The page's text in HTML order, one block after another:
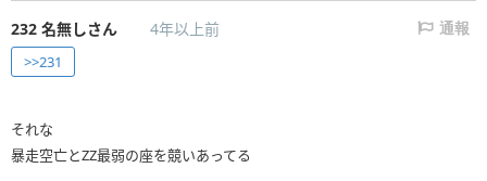
232 名無しさん 4年以上前 通報
>>231
それな
暴走空亡とZZ最弱の座を競いあってる